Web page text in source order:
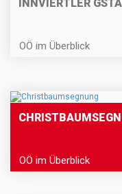
INNVIERTLER
OÖ im Überblick
OÖ im Überblick